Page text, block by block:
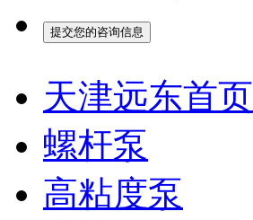
天津远东首页
螺杆泵
高粘度泵